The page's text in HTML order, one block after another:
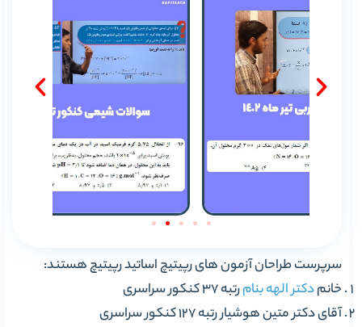
سرپرست طراحان آزمون های رپیتیچ اساتید رپیتیچ هستند:
خانمدکتر الهه بنامرتبه 37 کنکور سراسری
آقای دکتر متین هوشیار رتبه 127 کنکور سراسری